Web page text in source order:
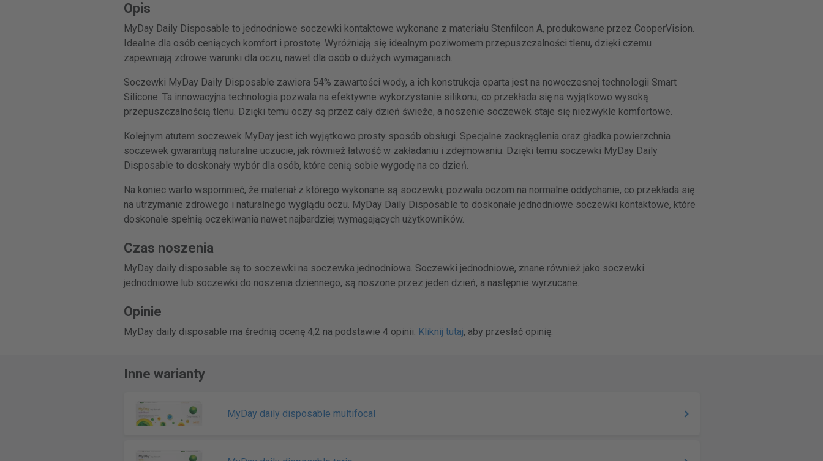
Opis
MyDay Daily Disposable to jednodniowe soczewki kontaktowe wykonane z materiału Stenfilcon A, produkowane przez CooperVision.
Idealne dla osób ceniących komfort i prostotę. Wyróżniają się idealnym poziwomem przepuszczalności tlenu, dzięki czemu
zapewniają zdrowe warunki dla oczu, nawet dla osób o dużych wymaganiach.
Soczewki MyDay Daily Disposable zawiera 54% zawartości wody, a ich konstrukcja oparta jest na nowoczesnej technologii Smart
Silicone. Ta innowacyjna technologia pozwala na efektywne wykorzystanie silikonu, co przekłada się na wyjątkowo wysoką
przepuszczalnością tlenu. Dzięki temu oczy są przez cały dzień świeże, a noszenie soczewek staje się niezwykle komfortowe.
Kolejnym atutem soczewek MyDay jest ich wyjątkowo prosty sposób obsługi. Specjalne zaokrąglenia oraz gładka powierzchnia
soczewek gwarantują naturalne uczucie, jak również łatwość w zakładaniu i zdejmowaniu. Dzięki temu soczewki MyDay Daily
Disposable to doskonały wybór dla osób, które cenią sobie wygodę na co dzień.
Na koniec warto wspomnieć, że materiał z którego wykonane są soczewki, pozwala oczom na normalne oddychanie, co przekłada się
na utrzymanie zdrowego i naturalnego wyglądu oczu. MyDay Daily Disposable to doskonałe jednodniowe soczewki kontaktowe, które
doskonale spełnią oczekiwania nawet najbardziej wymagających użytkowników.
Czas noszenia
MyDay daily disposable są to soczewki na soczewka jednodniowa. Soczewki jednodniowe, znane również jako soczewki
jednodniowe lub soczewki do noszenia dziennego, są noszone przez jeden dzień, a następnie wyrzucane.
Opinie
MyDay daily disposable ma średnią ocenę 4,2 na podstawie 4 opinii. Kliknij tutaj, aby przesłać opinię.
Inne warianty
MyDay daily disposable multifocal